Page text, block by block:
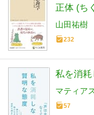
正体 (ち
山田祐樹
232
私を消
マティア
57